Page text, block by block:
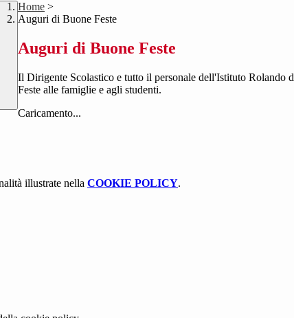
Home >
Auguri di Buone Feste
Auguri di Buone Feste
Il Dirigente Scolastico e tutto il personale dell'Istituto Rolando
Feste alle famiglie e agli studenti.
Caricamento...
illustrate nella COOKIE POLICY.